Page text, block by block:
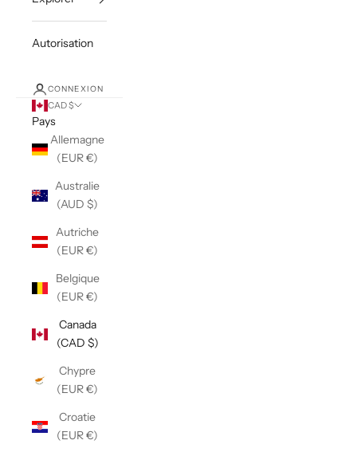
Autorisation
CONNEXION
CAD $
Pays
Allemagne
(EUR €)
Australie
(AUD $)
Autriche
(EUR €)
Belgique
(EUR €)
Canada
(CAD $)
Chypre
(EUR €)
Croatie
(EUR €)